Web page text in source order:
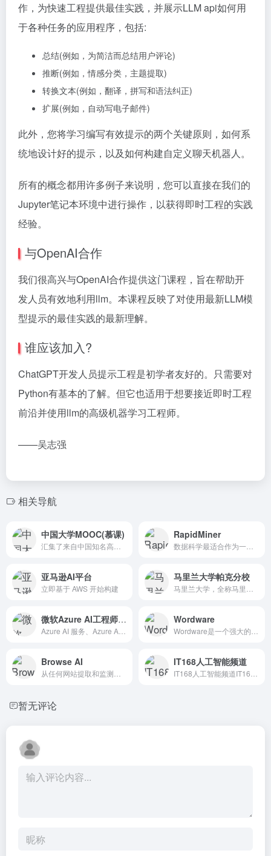
作，为快速工程提供最佳实践，并展示LLM api如何用
于各种任务的应用程序，包括:
总结(例如，为简洁而总结用户评论)
推断(例如，情感分类，主题提取)
转换文本(例如，翻译，拼写和语法纠正)
扩展(例如，自动写电子邮件)
此外，您将学习编写有效提示的两个关键原则，如何系
统地设计好的提示，以及如何构建自定义聊天机器人。
所有的概念都用许多例子来说明，您可以直接在我们的
Jupyter笔记本环境中进行操作，以获得即时工程的实践
经验。
与OpenAI合作
我们很高兴与OpenAI合作提供这门课程，旨在帮助开
发人员有效地利用llm。本课程反映了对使用最新LLM模
型提示的最佳实践的最新理解。
谁应该加入?
ChatGPT开发人员提示工程是初学者友好的。只需要对
Python有基本的了解。但它也适用于想要接近即时工程
前沿并使用llm的高级机器学习工程师。
——吴志强
相关导航
中国大学MOOC(慕课) RapidMiner
亚马逊AI平台
立即基于 AWS 开始构建
马里兰大学帕克分校
微软Azure AI工程师认证 Wordware
Browse AI IT168人工智能频道
暂无评论